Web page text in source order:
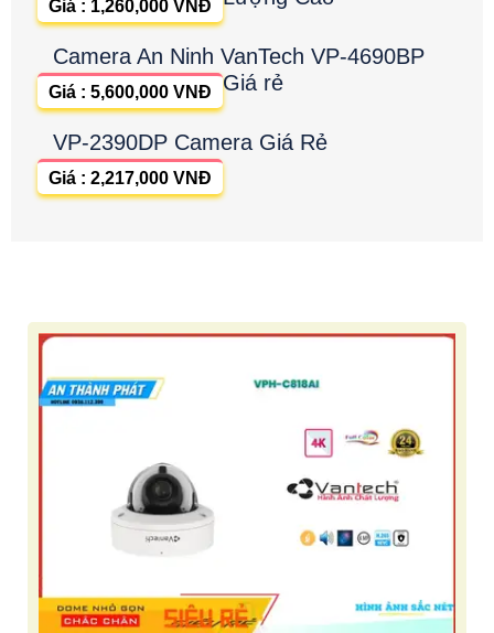
Giá : 1,260,000 VNĐ
Camera An Ninh VanTech VP-4690BP
Giá rẻ
Giá : 5,600,000 VNĐ
VP-2390DP Camera Giá Rẻ
Giá : 2,217,000 VNĐ